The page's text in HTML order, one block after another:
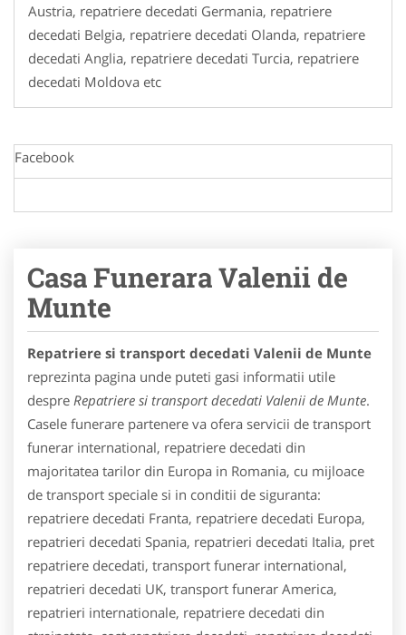
Austria, repatriere decedati Germania, repatriere
decedati Belgia, repatriere decedati Olanda, repatriere
decedati Anglia, repatriere decedati Turcia, repatriere
decedati Moldova etc
Facebook
Casa Funerara Valenii de
Munte
Repatriere si transport decedati Valenii de Munte
reprezinta pagina unde puteti gasi informatii utile
despre Repatriere si transport decedati Valenii de Munte.
Casele funerare partenere va ofera servicii de transport
funerar international, repatriere decedati din
majoritatea tarilor din Europa in Romania, cu mijloace
de transport speciale si in conditii de siguranta:
repatriere decedati Franta, repatriere decedati Europa,
repatrieri decedati Spania, repatrieri decedati Italia, pret
repatriere decedati, transport funerar international,
repatrieri decedati UK, transport funerar America,
repatrieri internationale, repatriere decedati din